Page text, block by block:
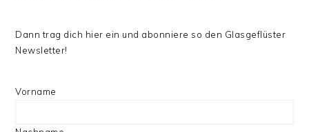
Dann trag dich hier ein und abonniere so den Glasgeflüster
Newsletter!
Vorname